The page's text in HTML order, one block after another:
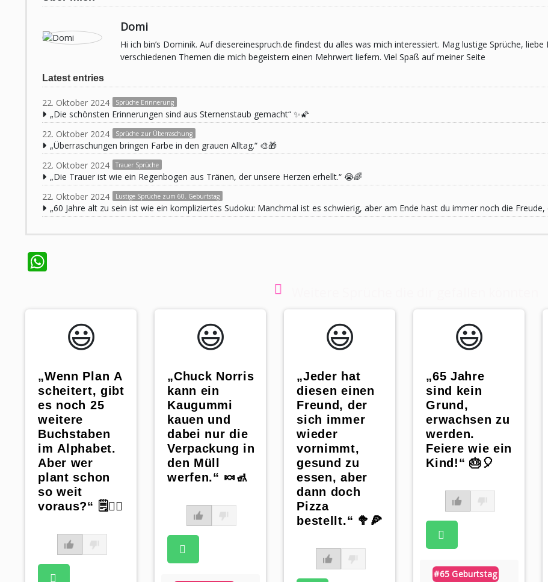
Domi
Hi ich bin’s Dominik. Auf diesereinespruch.de findest du alles was mich interessiert. Mag lustige Sprüche,
verschiedenen Themen die mich begeistern einen Mehrwert liefern. Viel Spaß auf meiner Seite
Latest entries
22. Oktober 2024 Sprüche Erinnerung
„Die schönsten Erinnerungen sind aus Sternenstaub gemacht“ ✨🌠
22. Oktober 2024
Sprüche zur Überraschung
„Überraschungen bringen Farbe in den grauen Alltag.“ 🎨🎁
22. Oktober 2024
Trauer Sprüche
„Die Trauer ist wie ein Regenbogen aus Tränen, der unsere Herzen erhellt.“ 😭🌈
22. Oktober 2024
Lustige Sprüche zum 60. Geburtstag
„60 Jahre alt zu sein ist wie ein kompliziertes Sudoku: Manchmal ist es schwierig, aber am Ende hast du immer noch die Freude,
😃️
„Wenn Plan A
scheitert, gibt
es noch 25
weitere
Buchstaben
im Alphabet.
Aber wer
plant schon
so weit
voraus?“ 🗒️🤷‍♀️
😃️
„Chuck Norris
kann ein
Kaugummi
kauen und
dabei nur die
Verpackung in
den Müll
werfen.“ 🍬🚮
😃️
„Jeder hat
diesen einen
Freund, der
sich immer
wieder
vornimmt,
gesund zu
essen, aber
dann doch
Pizza
bestellt.“ 🥦🍕
😃️
„65 Jahre
sind kein
Grund,
erwachsen zu
werden.
Feiere wie ein
Kind!“ 🎂🎈
#65 Geburtstag